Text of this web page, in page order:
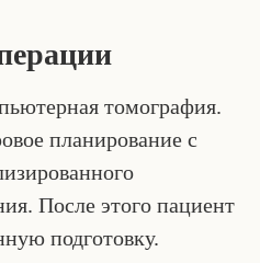
томография.
планирование с
После этого пациент
подготовку.